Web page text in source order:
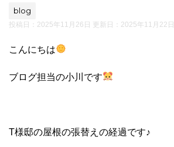
blog
投稿日：2025年11月26日 更新日： 2025年11月22日
こんにちは
ブログ担当の小川です
T様邸の屋根の張替えの経過です♪